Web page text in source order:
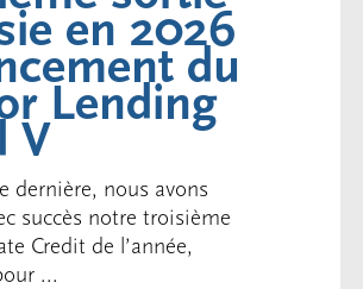
en 2026
du
Lending
V
dernière, nous avons
succès notre troisième
Credit de l’année,
...